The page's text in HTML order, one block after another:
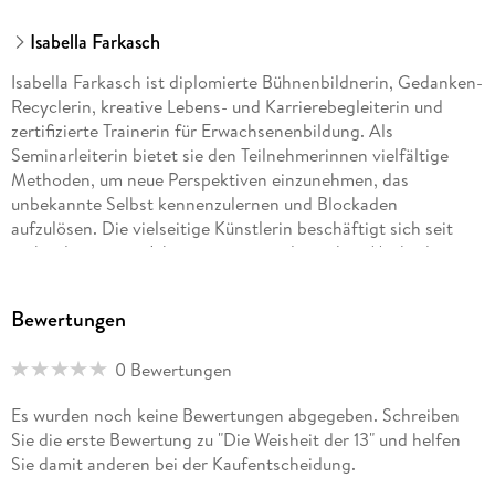
Isabella Farkasch
Isabella Farkasch ist diplomierte Bühnenbildnerin, Gedanken-
Recyclerin, kreative Lebens- und Karrierebegleiterin und
zertifizierte Trainerin für Erwachsenenbildung. Als
Seminarleiterin bietet sie den Teilnehmerinnen vielfältige
Methoden, um neue Perspektiven einzunehmen, das
unbekannte Selbst kennenzulernen und Blockaden
aufzulösen. Die vielseitige Künstlerin beschäftigt sich seit
mehr als zwanzig Jahren mit numerologischen Methoden,
Nacht .
Bewertungen
0 Bewertungen
Es wurden noch keine Bewertungen abgegeben. Schreiben
Sie die erste Bewertung zu "Die Weisheit der 13" und helfen
Sie damit anderen bei der Kaufentscheidung.